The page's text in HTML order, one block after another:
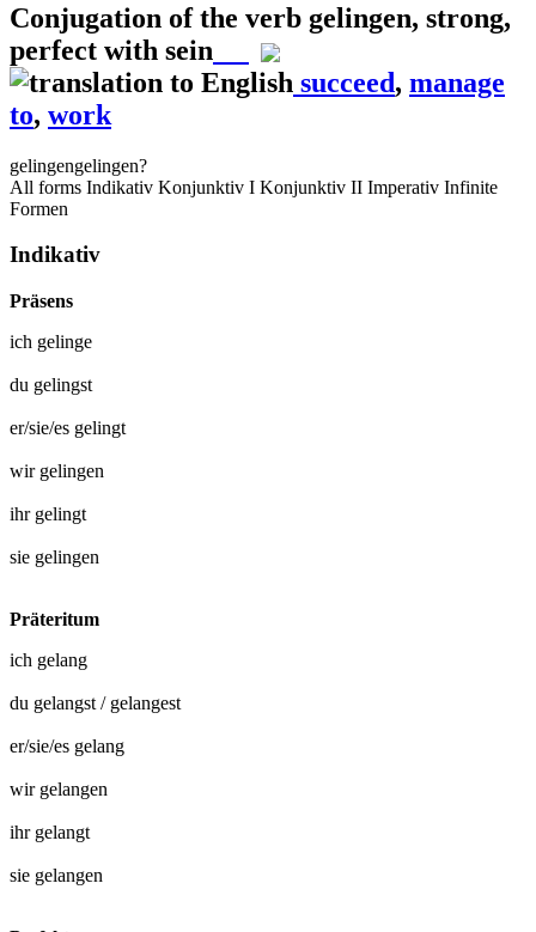
Conjugation of the verb gelingen, strong,
perfect with sein
succeed, manage
to, work
gelingengelingen?
All forms Indikativ Konjunktiv I Konjunktiv II Imperativ Infinite
Formen
Indikativ
Präsens
ich gelinge
du gelingst
er/sie/es gelingt
wir gelingen
ihr gelingt
sie gelingen
Präteritum
ich gelang
du gelangst / gelangest
er/sie/es gelang
wir gelangen
ihr gelangt
sie gelangen